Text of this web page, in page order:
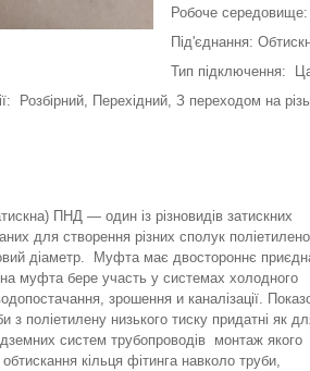
Робоче
Під'єднання:
Тип підключення:
Розбірний, Перехідний, З переходом на різь
ПНД — один із різновидів затискних
для створення різних сполук
діаметр. Муфта має двостороннє
муфта бере участь у системах холодного
зрошення и каналізації.
з поліетилену низького тиску придатні як
систем трубопроводів монтаж якого
кільця фітинга навколо труби,